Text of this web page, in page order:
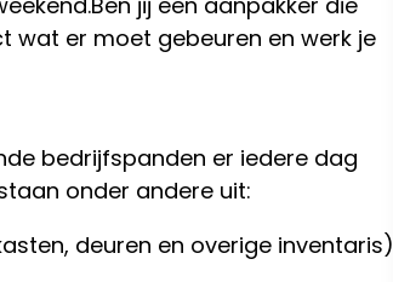
wat er moet gebeuren en werk je
bedrijfspanden er iedere dag
onder andere uit:
deuren en overige inventaris)